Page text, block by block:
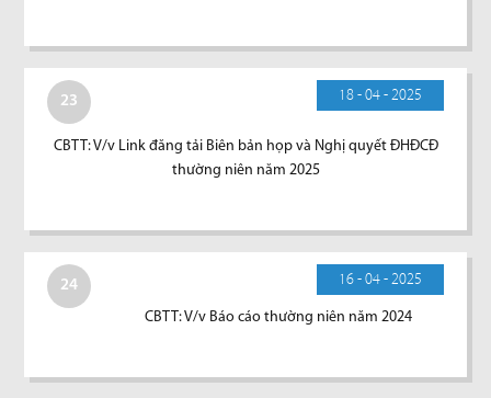
23 18 - 04 - 2025
CBTT: V/v Link đăng tải Biên bản họp và Nghị quyết ĐHĐCĐ
thường niên năm 2025
24 16 - 04 - 2025
CBTT: V/v Báo cáo thường niên năm 2024